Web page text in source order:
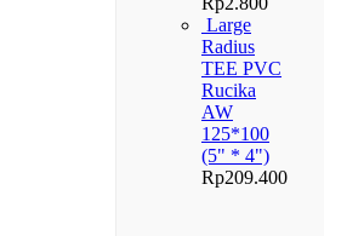
Large
Radius
TEE PVC
Rucika
AW
125*100
(5" * 4")
Rp209.400